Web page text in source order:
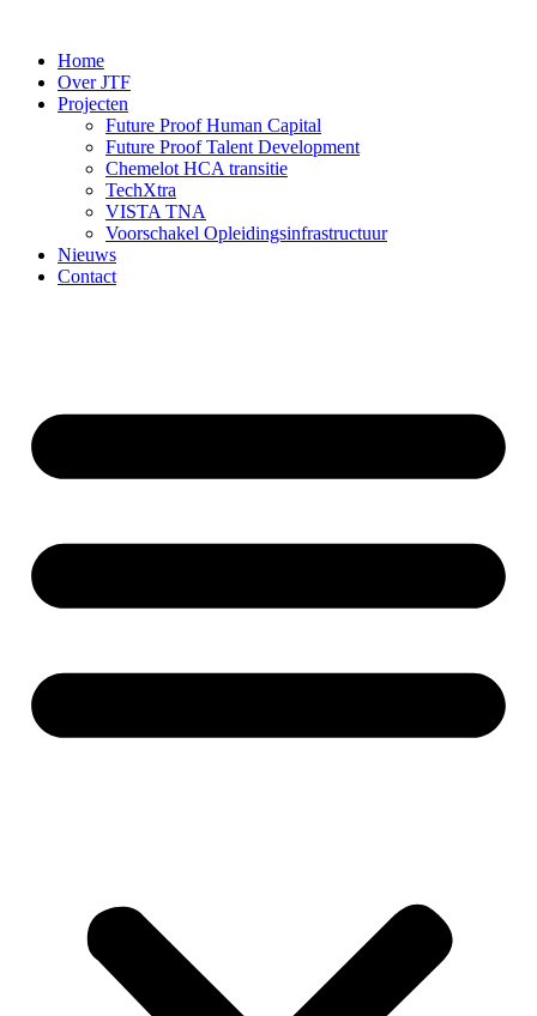
inhoud
Home
Over JTF
Projecten
Future Proof Human Capital
Future Proof Talent Development
Chemelot HCA transitie
TechXtra
VISTA TNA
Voorschakel Opleidingsinfrastructuur
Nieuws
Contact